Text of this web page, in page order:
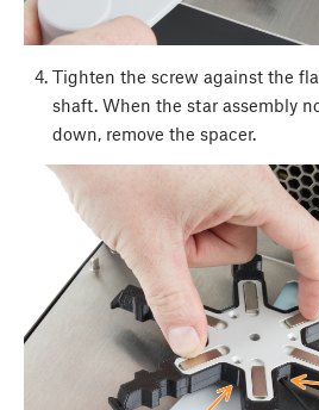
Tighten the screw against the
shaft. When the star assembly
down, remove the spacer.